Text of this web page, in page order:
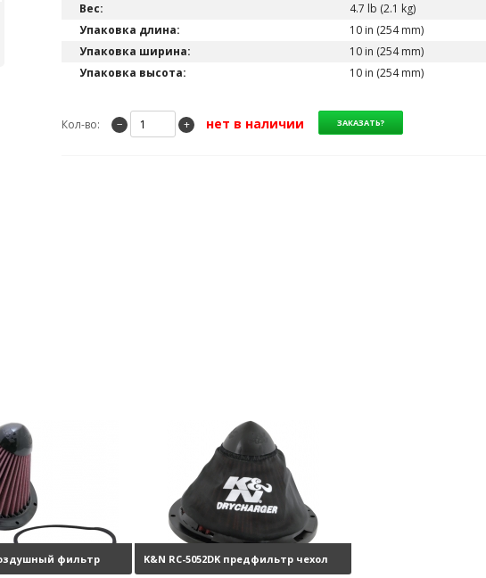
Вес:
4.7 lb (2.1 kg)
Упаковка длина:
10 in (254 mm)
Упаковка ширина:
10 in (254 mm)
Упаковка высота:
10 in (254 mm)
Кол-во: − + нет в наличии
фильтр K&N RC-5052DK предфильтр чехол